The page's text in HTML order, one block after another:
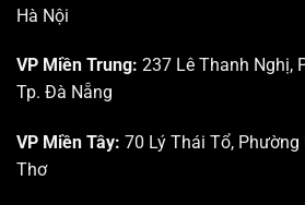
Hà Nội
VP Miền Trung: 237 Lê Thanh Nghị,
Tp. Đà Nẵng
VP Miền Tây: 70 Lý Thái Tổ, Phường
Thơ